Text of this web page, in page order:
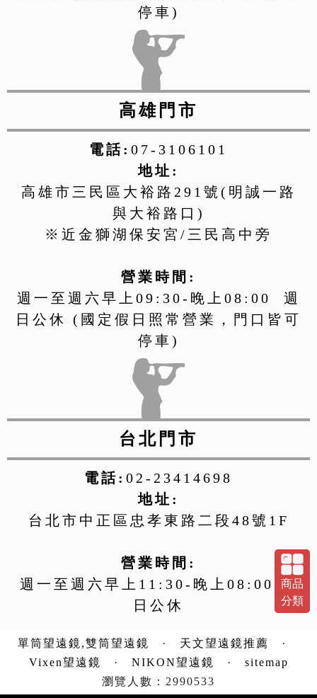
停車)
高雄門市
電話: 07-3106101
地址:
高雄市三民區大裕路291號(明誠一路
與大裕路口)
※近金獅湖保安宮/三民高中旁
營業時間:
週一至週六早上09:30-晚上08:00 週
日公休 (國定假日照常營業，門口皆可
停車)
台北門市
電話: 02-23414698
地址:
台北市中正區忠孝東路二段48號1F
營業時間:
週一至週六早上11:30-晚上08:00 週
日公休
單筒望遠鏡,雙筒望遠鏡 · 天文望遠鏡推薦
·
Vixen望遠鏡 · NIKON望遠鏡 · sitemap
瀏覽人數：2990533
商品
分類